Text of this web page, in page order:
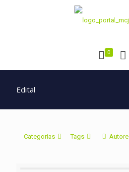
0
Edital
Categorias Tags